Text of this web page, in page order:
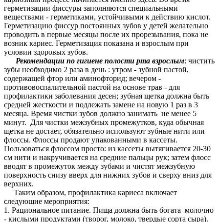
герметизации фиссуры заполняются специальными
веществами - герметиками, устойчивыми к действию кислот.
Герметизацию фиссур постоянных зубов у детей желательно
проводить в первые месяцы после их прорезывания, пока не
возник кариес. Герметизация показана и взрослым при
условии здоровых зубов.
Рекомендации по гигиене полости рта взрослым: чистить
зубы необходимо 2 раза в день : утром - зубной пастой,
содержащей фтор или аминофторид; вечером -
противовоспалительной пастой на основе трав - для
профилактики заболевания десен; зубная щетка должна быть
средней жесткости и подлежать замене на новую 1 раз в 3
месяца. Время чистки зубов должно занимать не менее 5
минут. Для чистки межзубных промежутков, куда обычная
щетка не достает, обязательно используют зубные нити или
флоссы. Флоссы продают упакованными в кассеты.
Пользоваться флоссом просто: из кассеты вытягивается 20-30
см нити и накручивается на средние пальцы рук; затем флосс
вводят в промежуток между зубами и чистят межзубную
поверхность снизу вверх для нижних зубов и сверху вниз для
верхних.
Таким образом, профилактика кариеса включает
следующие мероприятия:
1. Рациональное питание. Пища должна быть богата молочно
- кислыми продуктами (творог, молоко, твердые сорта сыра).